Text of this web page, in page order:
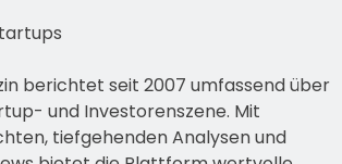
berichtet seit 2007 umfassend über
und Investorenszene. Mit
tiefgehenden Analysen und